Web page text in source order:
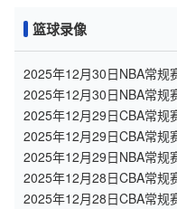
篮球录像
2025年12月30日NBA常规
2025年12月30日NBA常规
2025年12月29日CBA常规
2025年12月29日CBA常规
2025年12月29日NBA常规
2025年12月28日CBA常规
2025年12月28日CBA常规